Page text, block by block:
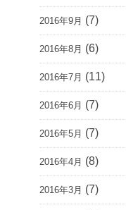
2016年9月 (7)
2016年8月 (6)
2016年7月 (11)
2016年6月 (7)
2016年5月 (7)
2016年4月 (8)
2016年3月 (7)